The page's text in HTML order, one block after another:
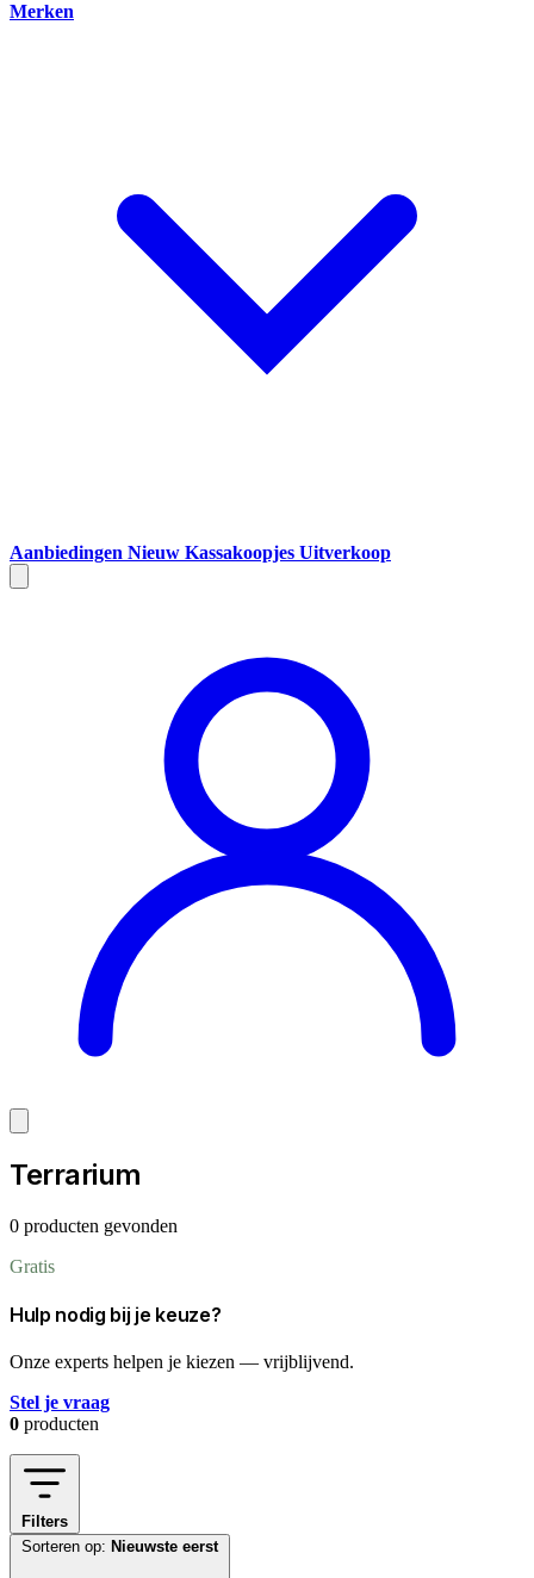
Merken
Aanbiedingen Nieuw Kassakoopjes Uitverkoop
Terrarium
0 producten gevonden
Gratis
Hulp nodig bij je keuze?
Onze experts helpen je kiezen — vrijblijvend.
Stel je vraag
0 producten
Filters
Sorteren op: Nieuwste eerst